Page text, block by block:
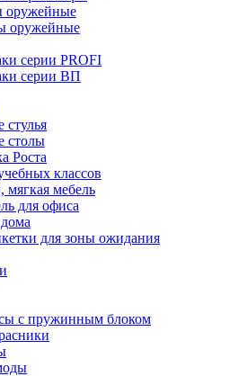
оружейные
оружейные
серии PROFI
серии ВП
стулья
столы
Роста
классов
мягкая мебель
для офиса
для зоны ожидания
с пружинным блоком